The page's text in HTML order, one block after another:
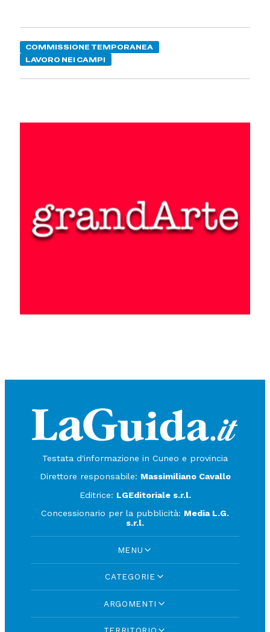
COMMISSIONE TEMPORANEA
LAVORO NEI CAMPI
Testata d'informazione in Cuneo e provincia
Direttore responsabile: Massimiliano Cavallo
Editrice: LGEditoriale s.r.l.
Concessionario per la pubblicità: Media L.G.
s.r.l.
MENU
CATEGORIE
ARGOMENTI